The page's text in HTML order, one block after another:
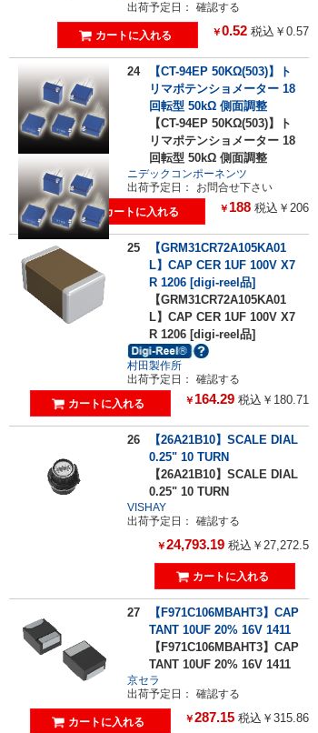
出荷予定日：
確認する
￥0.52 税込￥0.57
24
【CT-94EP 50KΩ(503)】ト
リマポテンショメーター 18
回転型 50kΩ 側面調整
【CT-94EP 50KΩ(503)】ト
リマポテンショメーター 18
回転型 50kΩ 側面調整
ニデックコンポーネンツ
出荷予定日：
お問合せ下さい
￥ 188 税込￥206
25
【GRM31CR72A105KA01
L】CAP CER 1UF 100V X7
R 1206 [digi-reel品]
【GRM31CR72A105KA01
L】CAP CER 1UF 100V X7
R 1206 [digi-reel品]
村田製作所
出荷予定日：
確認する
￥ 164.29 税込￥180.71
26
【26A21B10】SCALE DIAL
0.25" 10 TURN
【26A21B10】SCALE DIAL
0.25" 10 TURN
VISHAY
出荷予定日：
確認する
￥24,793.19 税込￥27,272.5
27
【F971C106MBAHT3】CAP
TANT 10UF 20% 16V 1411
【F971C106MBAHT3】CAP
TANT 10UF 20% 16V 1411
京セラ
出荷予定日：
確認する
￥287.15 税込￥315.86